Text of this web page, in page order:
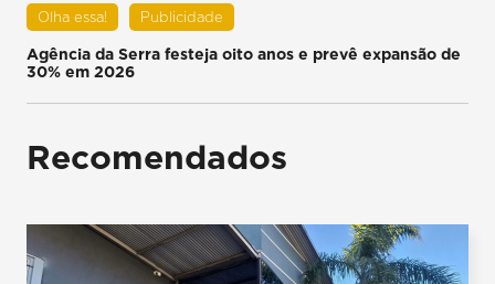
Olha essa! Publicidade
Agência da Serra festeja oito anos e prevê expansão de
30% em 2026
Recomendados